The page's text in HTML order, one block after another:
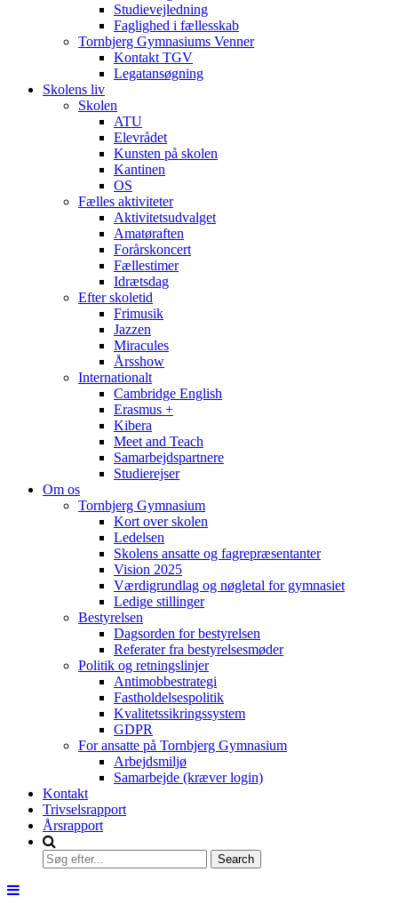
Studievejledning
Faglighed i fællesskab
Tornbjerg Gymnasiums Venner
Kontakt TGV
Legatansøgning
Skolens liv
Skolen
ATU
Elevrådet
Kunsten på skolen
Kantinen
OS
Fælles aktiviteter
Aktivitetsudvalget
Amatøraften
Forårskoncert
Fællestimer
Idrætsdag
Efter skoletid
Frimusik
Jazzen
Miracules
Årsshow
Internationalt
Cambridge English
Erasmus +
Kibera
Meet and Teach
Samarbejdspartnere
Studierejser
Om os
Tornbjerg Gymnasium
Kort over skolen
Ledelsen
Skolens ansatte og fagrepræsentanter
Vision 2025
Værdigrundlag og nøgletal for gymnasiet
Ledige stillinger
Bestyrelsen
Dagsorden for bestyrelsen
Referater fra bestyrelsesmøder
Politik og retningslinjer
Antimobbestrategi
Fastholdelsespolitik
Kvalitetssikringssystem
GDPR
For ansatte på Tornbjerg Gymnasium
Arbejdsmiljø
Samarbejde (kræver login)
Kontakt
Trivselsrapport
Årsrapport